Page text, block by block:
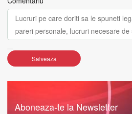
Salveaza
Aboneaza-te la Newsletter